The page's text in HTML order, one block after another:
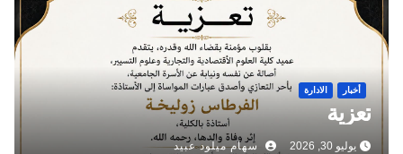
أخبار الادارة
تعزية
يوليو 30, 2026 سهام ميلود عبيد